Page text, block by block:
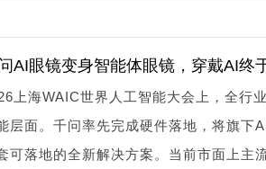
AI眼镜变身智能体眼镜，穿戴AI终
上海WAIC世界人工智能大会上，全行
层面。千问率先完成硬件落地，将旗下
可落地的全新解决方案。当前市面上主